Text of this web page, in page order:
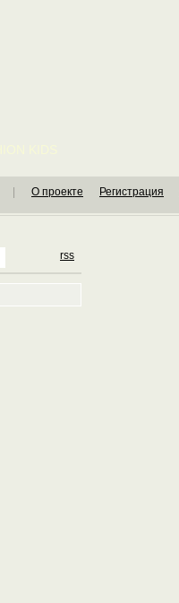
О проекте Регистрация
rss